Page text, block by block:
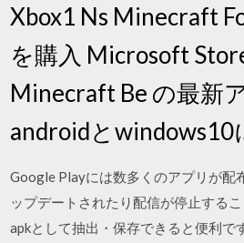
Xbox1 Ns Minecraft
を購入 Microsoft
Minecraft Be の最新
androidとwindows10
Google Playには数多くのアプリが配
ップデートされたり配信が停止する
apkとして抽出・保存できると便利で